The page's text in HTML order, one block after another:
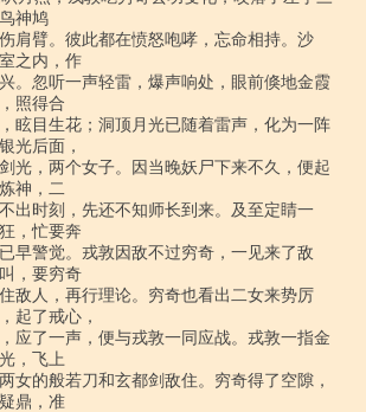
神鸠
肩臂。彼此都在愤怒咆哮，忘命相持。沙
之内，作
。忽听一声轻雷，爆声响处，眼前倏地金霞
照得合
眩目生花；洞顶月光已随着雷声，化为一阵
光后面，
光，两个女子。因当晚妖尸下来不久，便起
神，二
出时刻，先还不知师长到来。及至定睛一
，忙要奔
早警觉。戎敦因敌不过穷奇，一见来了敌
，要穷奇
敌人，再行理论。穷奇也看出二女来势厉
起了戒心，
应了一声，便与戎敦一同应战。戎敦一指金
，飞上
女的般若刀和玄都剑敌住。穷奇得了空隙，
鼎，准